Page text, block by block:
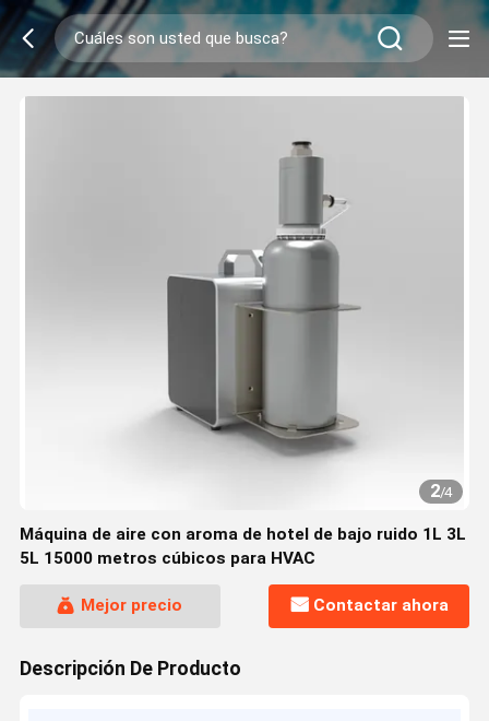
2/4
Máquina de aire con aroma de hotel de bajo ruido 1L 3L
5L 15000 metros cúbicos para HVAC
Mejor precio Contactar ahora
Descripción De Producto